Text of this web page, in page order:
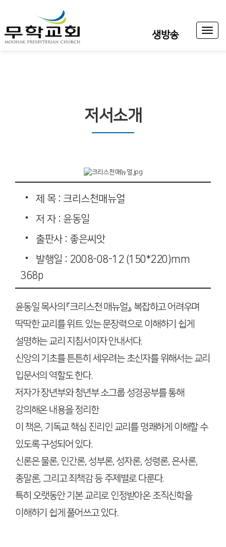
생방송
Toggle
저서소개
제 목 : 크리스천매뉴얼
저 자 : 윤동일
출판사 : 좋은씨앗
발행일 : 2008-08-12 (150*220)mm
368p
윤동일 목사의 『크리스천 매뉴얼』. 복잡하고 어려우며
딱딱한 교리를 위트 있는 문장력으로 이해하기 쉽게
설명하는 교리 지침서이자 안내서다.
신앙의 기초를 튼튼히 세우려는 초신자를 위해서는 교리
입문서의 역할도 한다.
저자가 장년부와 청년부 소그룹 성경공부를 통해
강의해온 내용을 정리한
이 책은, 기독교 핵심 진리인 교리를 명쾌하게 이해할 수
있도록 구성되어 있다.
신론은 물론, 인간론, 성부론, 성자론, 성령론, 은사론,
종말론, 그리고 죄책감 등 주제별로 다룬다.
특히 오랫동안 기본 교리로 인정받아온 조직신학을
이해하기 쉽게 풀어쓰고 있다.